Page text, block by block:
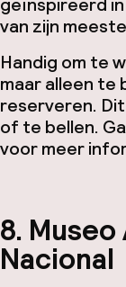
van zijn
Handig om te
maar alleen
reserveren.
of te bellen.
voor meer
8.
Nacional